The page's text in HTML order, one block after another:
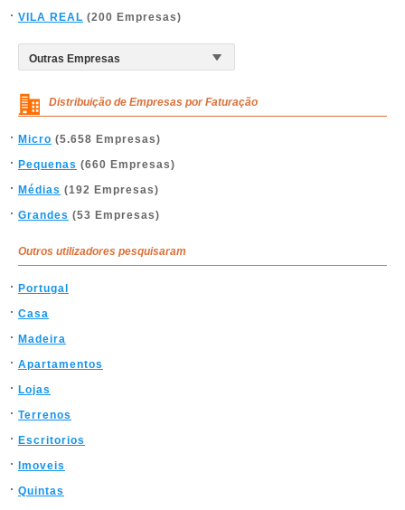
VILA REAL (200 Empresas)
Distribuição de Empresas por Faturação
Micro (5.658 Empresas)
Pequenas (660 Empresas)
Médias (192 Empresas)
Grandes (53 Empresas)
Outros utilizadores pesquisaram
Portugal
Casa
Madeira
Apartamentos
Lojas
Terrenos
Escritorios
Imoveis
Quintas